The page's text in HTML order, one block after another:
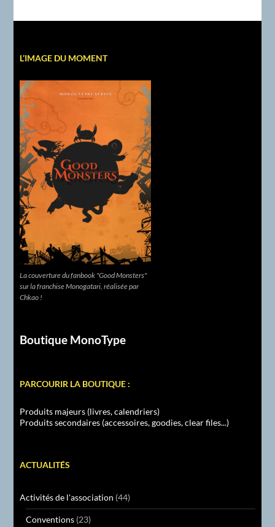
L’IMAGE DU MOMENT
La couverture du fanbook "Good Monsters"
sur la franchise Monogatari, réalisée par
Chkao !
Boutique MonoType
PARCOURIR LA BOUTIQUE :
Produits majeurs (livres, calendriers)
Produits secondaires (accessoires, goodies, clear files...)
ACTUALITÉS
Activités de l'association (44)
Conventions (23)